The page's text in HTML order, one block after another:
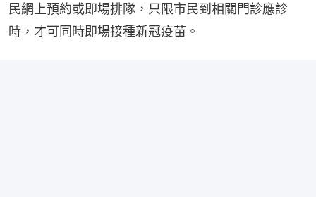
民網上預約或即場排隊，只限市民到相關門診應診
時，才可同時即場接種新冠疫苗。